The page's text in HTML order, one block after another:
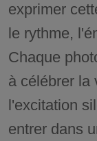
exprimer
le rythme,
Chaque
à célébrer la
l'excitation
entrer dans